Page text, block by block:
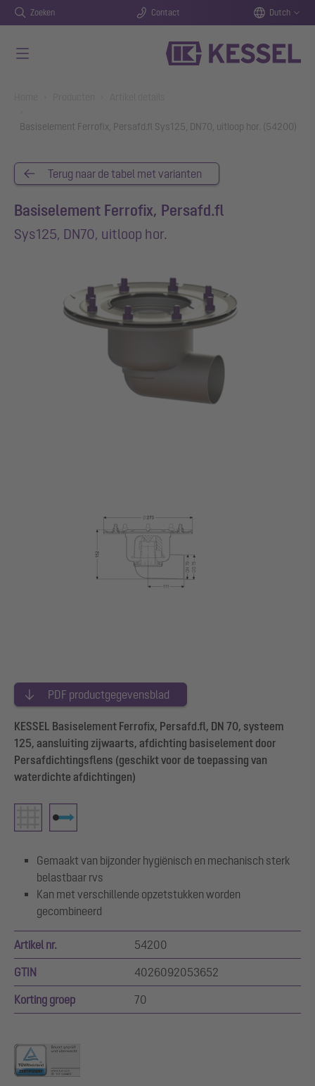
Zoeken Contact Dutch
Basiselement Ferrofix, Persafd.fl Sys125, DN70, uitloop hor. (54200)
Terug naar de tabel met varianten
Basiselement Ferrofix, Persafd.fl
Sys125, DN70, uitloop hor.
PDF productgegevensblad
KESSEL Basiselement Ferrofix, Persafd.fl, DN 70, systeem
125, aansluiting zijwaarts, afdichting basiselement door
Persafdichtingsflens (geschikt voor de toepassing van
waterdichte afdichtingen)
Gemaakt van bijzonder hygiënisch en mechanisch sterk
belastbaar rvs
Kan met verschillende opzetstukken worden
gecombineerd
Artikel nr. 54200
GTIN 4026092053652
Korting groep 70